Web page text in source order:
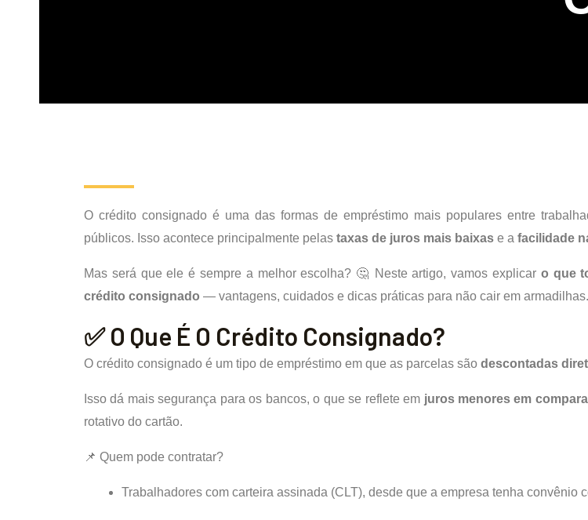
O crédito consignado é uma das formas de empréstimo mais populares entre
públicos. Isso acontece principalmente pelas taxas de juros mais baixas e a facilidade
Mas será que ele é sempre a melhor escolha? 🤔 Neste artigo, vamos explicar o que
crédito consignado — vantagens, cuidados e dicas práticas para não cair em
✅ O Que É O Crédito Consignado?
O crédito consignado é um tipo de empréstimo em que as parcelas são descontadas
Isso dá mais segurança para os bancos, o que se reflete em juros menores em
rotativo do cartão.
📌 Quem pode contratar?
Trabalhadores com carteira assinada (CLT), desde que a empresa tenha convênio